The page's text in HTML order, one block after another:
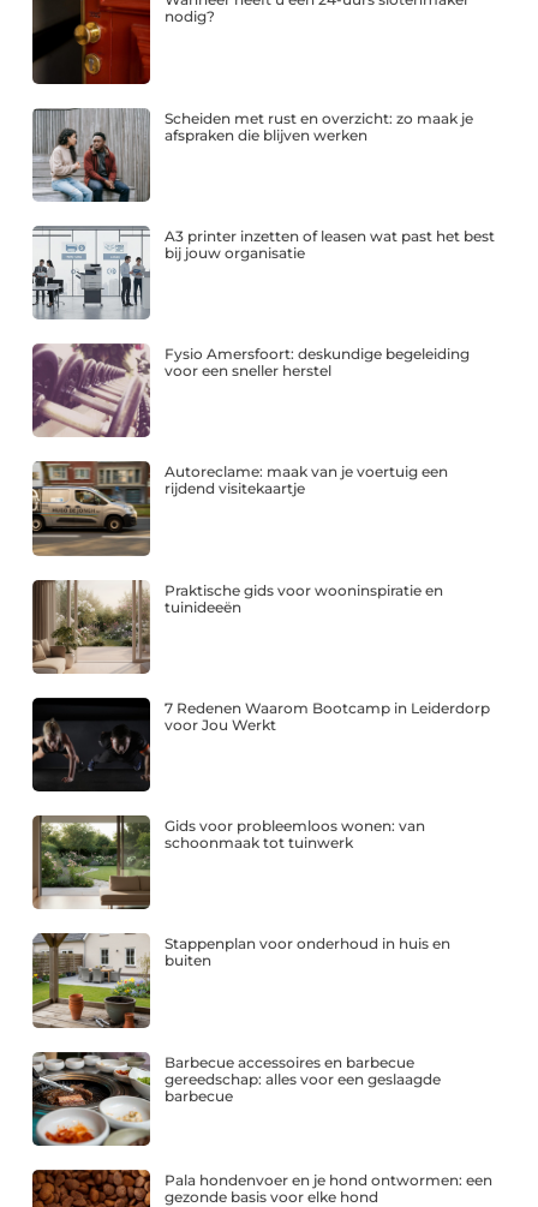
nodig?
Scheiden met rust en overzicht: zo maak je
afspraken die blijven werken
A3 printer inzetten of leasen wat past het best
bij jouw organisatie
Fysio Amersfoort: deskundige begeleiding
voor een sneller herstel
Autoreclame: maak van je voertuig een
rijdend visitekaartje
Praktische gids voor wooninspiratie en
tuinideeën
7 Redenen Waarom Bootcamp in Leiderdorp
voor Jou Werkt
Gids voor probleemloos wonen: van
schoonmaak tot tuinwerk
Stappenplan voor onderhoud in huis en
buiten
Barbecue accessoires en barbecue
gereedschap: alles voor een geslaagde
barbecue
Pala hondenvoer en je hond ontwormen: een
gezonde basis voor elke hond